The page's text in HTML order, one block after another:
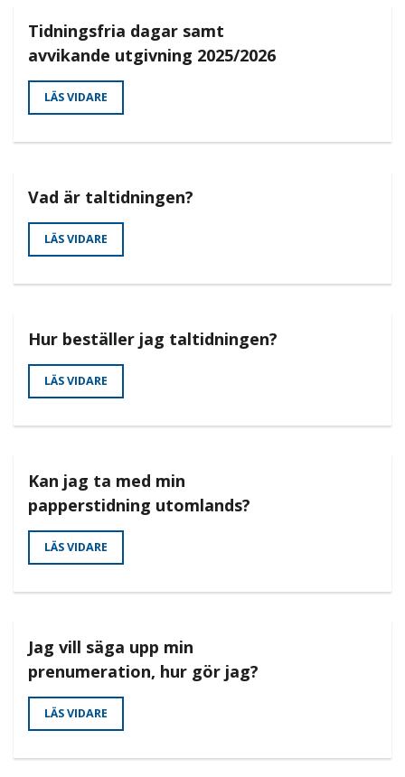
Tidningsfria dagar samt
avvikande utgivning 2025/2026
LÄS VIDARE
Vad är taltidningen?
LÄS VIDARE
Hur beställer jag taltidningen?
LÄS VIDARE
Kan jag ta med min
papperstidning utomlands?
LÄS VIDARE
Jag vill säga upp min
prenumeration, hur gör jag?
LÄS VIDARE